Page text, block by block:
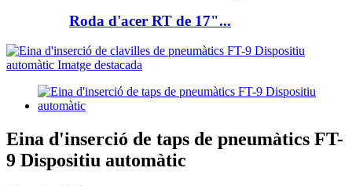
Roda d'acer RT de 17"...
Eina d'inserció de taps de pneumàtics FT-
9 Dispositiu automàtic